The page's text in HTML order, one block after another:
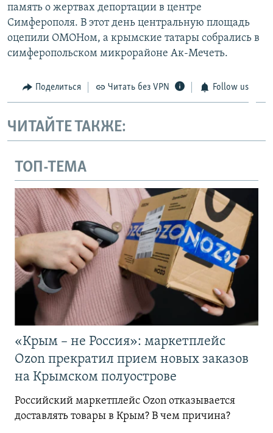
память о жертвах депортации в центре
Симферополя. В этот день центральную площадь
оцепили ОМОНом, а крымские татары собрались в
симферопольском микрорайоне Ак-Мечеть.
Поделиться Читать без VPN Follow us
ЧИТАЙТЕ ТАКЖЕ:
ТОП-ТЕМА
«Крым – не Россия»: маркетплейс
Ozon прекратил прием новых заказов
на Крымском полуострове
Российский маркетплейс Ozon отказывается
доставлять товары в Крым? В чем причина?